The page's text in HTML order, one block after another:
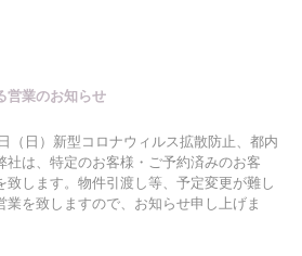
営業のお知らせ
日）新型コロナウィルス拡散防止、都内
社は、特定のお客様・ご予約済みのお客
致します。物件引渡し等、予定変更が難し
業を致しますので、お知らせ申し上げま